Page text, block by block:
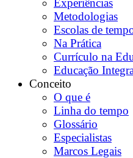
Metodologias
Escolas de
Na Prática
Currículo na
Educação
Conceito
O que é
Linha do tempo
Glossário
Especialistas
Marcos Legais